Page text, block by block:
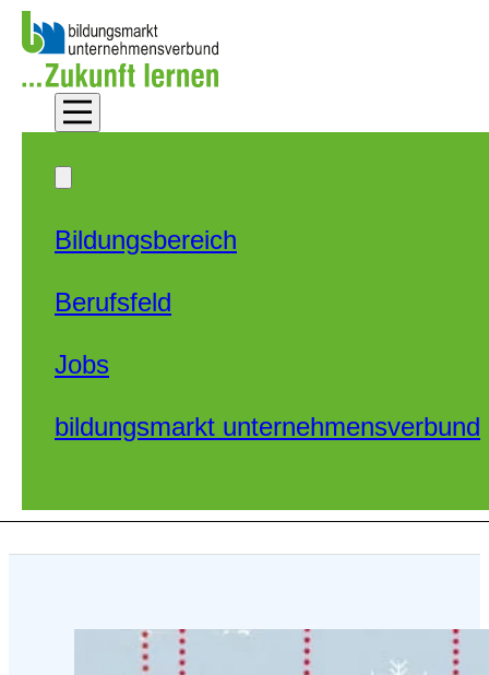
Zum Hauptinhalt springen
Bildungsbereich
Berufsfeld
Jobs
bildungsmarkt unternehmensverbund